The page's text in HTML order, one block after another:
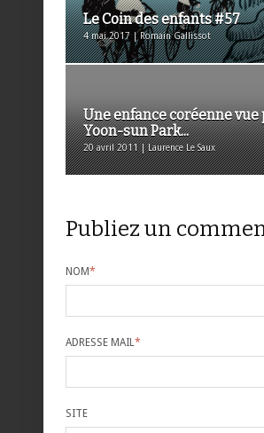
Le Coin des enfants #57
4 mai 2017 | Romain Gallissot
Une enfance coréenne vue
Yoon-sun Park...
20 avril 2011 | Laurence Le Saux
Publiez un
NOM*
ADRESSE MAIL *
SITE